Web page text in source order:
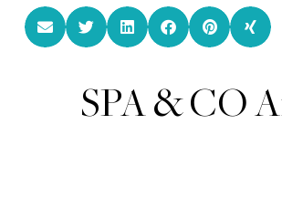
SPA & CO